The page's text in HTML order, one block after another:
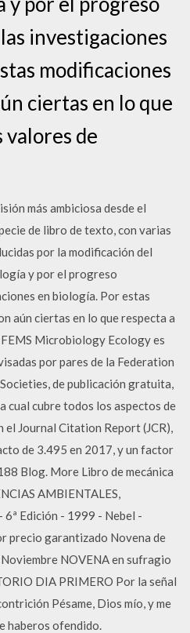
investigaciones
modificaciones
ciertas en lo que
valores de
más ambiciosa desde el
de libro de texto, con varias
por la modificación del
y por el progreso
en biología. Por estas
aún ciertas en lo que respecta a
Microbiology Ecology es
por pares de la Federation
de publicación gratuita,
cual cubre todos los aspectos de
el Journal Citation Report (JCR),
de 3.495 en 2017, y un factor
Blog. More Libro de mecánica
AMBIENTALES,
6ª Edición - 1999 - Nebel -
precio garantizado Novena de
NOVENA en sufragio
DIA PRIMERO Por la señal
Pésame, Dios mío, y me
haberos ofendido.